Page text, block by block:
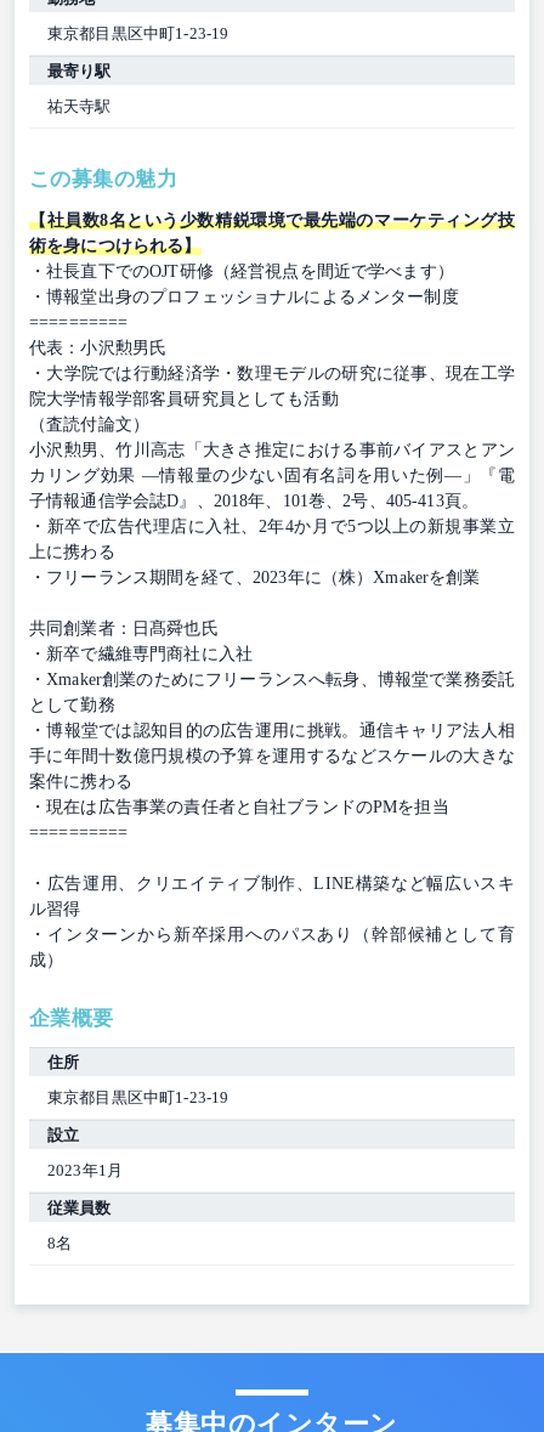
東京都目黒区中町1-23-19
最寄り駅
祐天寺駅
この募集の魅力
【社員数8名という少数精鋭環境で最先端のマーケティング技
術を身につけられる】
・社長直下でのOJT研修（経営視点を間近で学べます）
・博報堂出身のプロフェッショナルによるメンター制度
==========
代表：小沢勲男氏
・大学院では行動経済学・数理モデルの研究に従事、現在工学
院大学情報学部客員研究員としても活動
（査読付論文）
小沢勲男、竹川高志「大きさ推定における事前バイアスとアン
カリング効果 ―情報量の少ない固有名詞を用いた例―」『電
子情報通信学会誌D』、2018年、101巻、2号、405-413頁。
・新卒で広告代理店に入社、2年4か月で5つ以上の新規事業立
上に携わる
・フリーランス期間を経て、2023年に（株）Xmakerを創業
共同創業者：日髙舜也氏
・新卒で繊維専門商社に入社
・Xmaker創業のためにフリーランスへ転身、博報堂で業務委託
として勤務
・博報堂では認知目的の広告運用に挑戦。通信キャリア法人相
手に年間十数億円規模の予算を運用するなどスケールの大きな
案件に携わる
・現在は広告事業の責任者と自社ブランドのPMを担当
==========
・広告運用、クリエイティブ制作、LINE構築など幅広いスキ
ル習得
・インターンから新卒採用へのパスあり（幹部候補として育
成）
企業概要
住所
東京都目黒区中町1-23-19
設立
2023年1月
従業員数
8名
募集中のインターン